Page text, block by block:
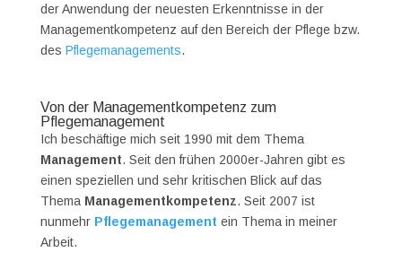
der Anwendung der neuesten Erkenntnisse in der
Managementkompetenz auf den Bereich der Pflege bzw.
des Pflegemanagements.
Von der Managementkompetenz zum
Pflegemanagement
Ich beschäftige mich seit 1990 mit dem Thema
Management. Seit den frühen 2000er-Jahren gibt es
einen speziellen und sehr kritischen Blick auf das
Thema Managementkompetenz. Seit 2007 ist
nunmehr Pflegemanagement ein Thema in meiner
Arbeit.